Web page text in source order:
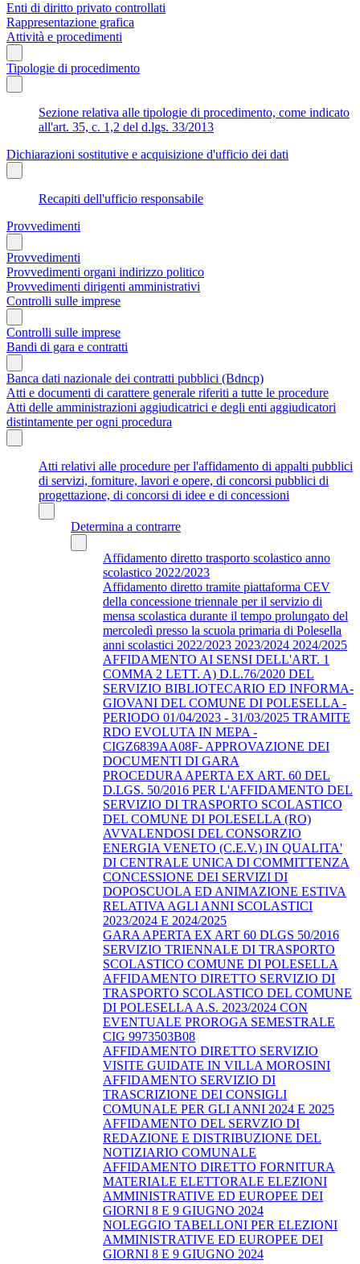
Enti di diritto privato controllati
Rappresentazione grafica
Attività e procedimenti
Tipologie di procedimento
Sezione relativa alle tipologie di procedimento, come indicato
all'art. 35, c. 1,2 del d.lgs. 33/2013
Dichiarazioni sostitutive e acquisizione d'ufficio dei dati
Recapiti dell'ufficio responsabile
Provvedimenti
Provvedimenti
Provvedimenti organi indirizzo politico
Provvedimenti dirigenti amministrativi
Controlli sulle imprese
Controlli sulle imprese
Bandi di gara e contratti
Banca dati nazionale dei contratti pubblici (Bdncp)
Atti e documenti di carattere generale riferiti a tutte le procedure
Atti delle amministrazioni aggiudicatrici e degli enti aggiudicatori
distintamente per ogni procedura
Atti relativi alle procedure per l'affidamento di appalti pubblici
di servizi, forniture, lavori e opere, di concorsi pubblici di
progettazione, di concorsi di idee e di concessioni
Determina a contrarre
Affidamento diretto trasporto scolastico anno
scolastico 2022/2023
Affidamento diretto tramite piattaforma CEV
della concessione triennale per il servizio di
mensa scolastica durante il tempo prolungato del
mercoledì presso la scuola primaria di Polesella
anni scolastici 2022/2023 2023/2024 2024/2025
AFFIDAMENTO AI SENSI DELL'ART. 1
COMMA 2 LETT. A) D.L.76/2020 DEL
SERVIZIO BIBLIOTECARIO ED INFORMA-
GIOVANI DEL COMUNE DI POLESELLA -
PERIODO 01/04/2023 - 31/03/2025 TRAMITE
RDO EVOLUTA IN MEPA -
CIGZ6839AA08F- APPROVAZIONE DEI
DOCUMENTI DI GARA
PROCEDURA APERTA EX ART. 60 DEL
D.LGS. 50/2016 PER L'AFFIDAMENTO DEL
SERVIZIO DI TRASPORTO SCOLASTICO
DEL COMUNE DI POLESELLA (RO)
AVVALENDOSI DEL CONSORZIO
ENERGIA VENETO (C.E.V.) IN QUALITA'
DI CENTRALE UNICA DI COMMITTENZA
CONCESSIONE DEI SERVIZI DI
DOPOSCUOLA ED ANIMAZIONE ESTIVA
RELATIVA AGLI ANNI SCOLASTICI
2023/2024 E 2024/2025
GARA APERTA EX ART 60 DLGS 50/2016
SERVIZIO TRIENNALE DI TRASPORTO
SCOLASTICO COMUNE DI POLESELLA
AFFIDAMENTO DIRETTO SERVIZIO DI
TRASPORTO SCOLASTICO DEL COMUNE
DI POLESELLA A.S. 2023/2024 CON
EVENTUALE PROROGA SEMESTRALE
CIG 9973503B08
AFFIDAMENTO DIRETTO SERVIZIO
VISITE GUIDATE IN VILLA MOROSINI
AFFIDAMENTO SERVIZIO DI
TRASCRIZIONE DEI CONSIGLI
COMUNALE PER GLI ANNI 2024 E 2025
AFFIDAMENTO DEL SERVZIO DI
REDAZIONE E DISTRIBUZIONE DEL
NOTIZIARIO COMUNALE
AFFIDAMENTO DIRETTO FORNITURA
MATERIALE ELETTORALE ELEZIONI
AMMINISTRATIVE ED EUROPEE DEI
GIORNI 8 E 9 GIUGNO 2024
NOLEGGIO TABELLONI PER ELEZIONI
AMMINISTRATIVE ED EUROPEE DEI
GIORNI 8 E 9 GIUGNO 2024